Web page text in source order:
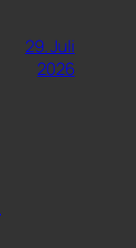
29. Juli
2026